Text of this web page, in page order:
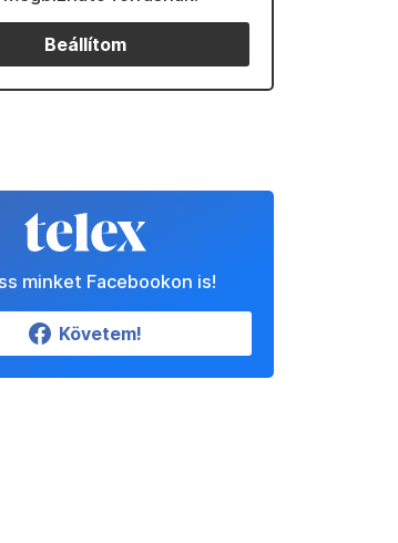
Beállítom
minket Facebookon is!
Követem!